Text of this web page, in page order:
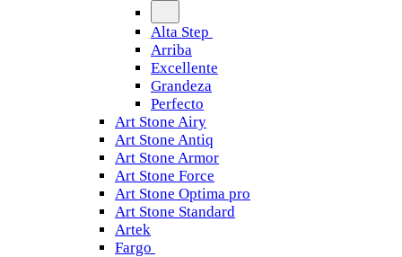
Alta Step
Arriba
Excellente
Grandeza
Perfecto
Art Stone Airy
Art Stone Antiq
Art Stone Armor
Art Stone Force
Art Stone Optima pro
Art Stone Standard
Artek
Fargo